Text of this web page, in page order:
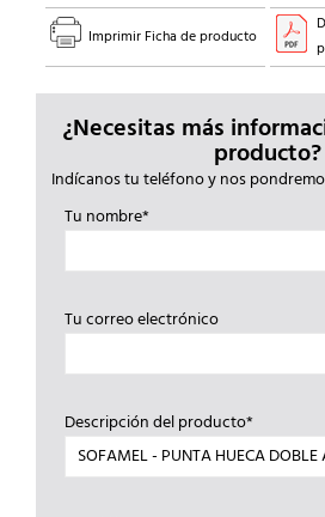
Imprimir Ficha de producto
¿Necesitas más
producto?
Indícanos tu teléfono y nos
Tu nombre*
Tu correo electrónico
Descripción del producto*